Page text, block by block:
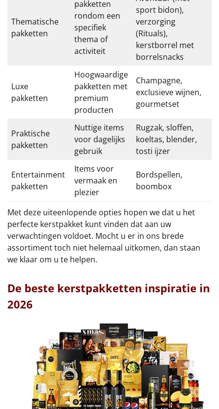
Kerstgeschenken 2026
Relatiegeschenken
Cadeaubon
Per stuk
Alle overige
Thematische
pakketten
pakketten
rondom een
specifiek
thema of
activiteit
sport bidon),
verzorging
(Rituals),
kerstborrel met
borrelsnacks
Luxe
pakketten
Hoogwaardige
pakketten met
premium
producten
Champagne,
exclusieve wijnen,
gourmetset
Praktische
pakketten
Nuttige items
voor dagelijks
gebruik
Rugzak, sloffen,
koeltas, blender,
tosti ijzer
Entertainment
pakketten
Items voor
vermaak en
plezier
Bordspellen,
boombox
Met deze uiteenlopende opties hopen we dat u het
perfecte kerstpakket kunt vinden dat aan uw
verwachtingen voldoet. Mocht u er in ons brede
assortiment toch niet helemaal uitkomen, dan staan
we klaar om u te helpen.
De beste kerstpakketten inspiratie in
2026